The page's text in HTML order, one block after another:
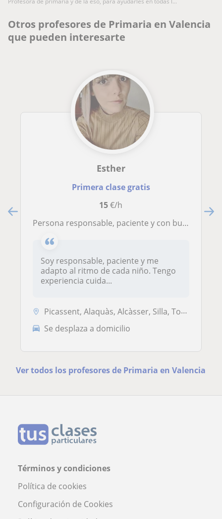
Otros profesores de Primaria en Valencia
que pueden interesarte
Esther
Primera clase gratis
15€/h
persona responsable, paciente y con buena conexión con los niños. Experiencia cuidando niños y conocimientos para apoyar en
Soy responsable, paciente y me
adapto al ritmo de cada niño. Tengo
experiencia cuida...
Picassent, Alaquàs, Alcàsser, Silla, Torrent (Valencia), Valencia (Ciu...
Se desplaza a domicilio
Ver todos los profesores de Primaria en Valencia
Términos y condiciones
Política de cookies
Configuración de Cookies